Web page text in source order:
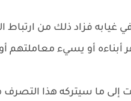
غيابه فزاد ذلك من
أبناءه أو يسيء معاملتهم
ما سيتركه هذا التصرف